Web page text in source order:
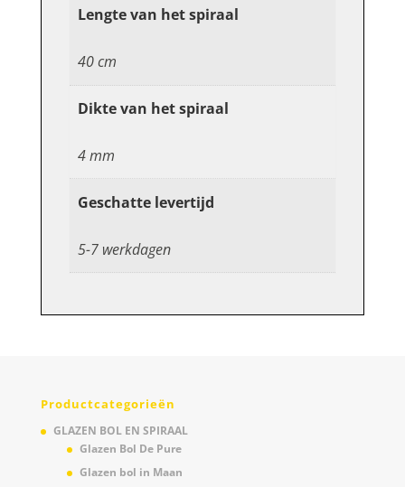
Lengte van het spiraal
40 cm
Dikte van het spiraal
4 mm
Geschatte levertijd
5-7 werkdagen
Productcategorieën
GLAZEN BOL EN SPIRAAL
Glazen Bol De Pure
Glazen bol in Maan